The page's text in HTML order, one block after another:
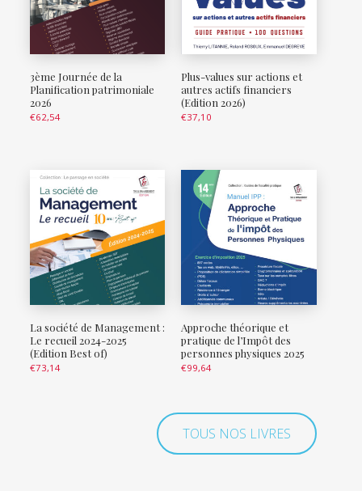
3ème Journée de la
Planification patrimoniale
2026
€62,54
Plus-values sur actions et
autres actifs financiers
(Edition 2026)
€37,10
La société de Management :
Le recueil 2024-2025
(Edition Best of)
€73,14
Approche théorique et
pratique de l’Impôt des
personnes physiques 2025
€99,64
TOUS NOS LIVRES